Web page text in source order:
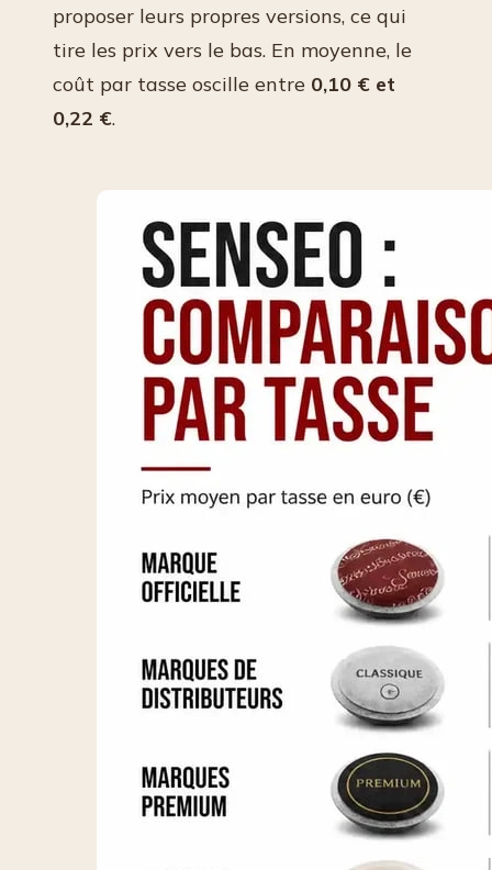
proposer leurs propres versions, ce qui
tire les prix vers le bas. En moyenne, le
coût par tasse oscille entre 0,10 € et
0,22 €.